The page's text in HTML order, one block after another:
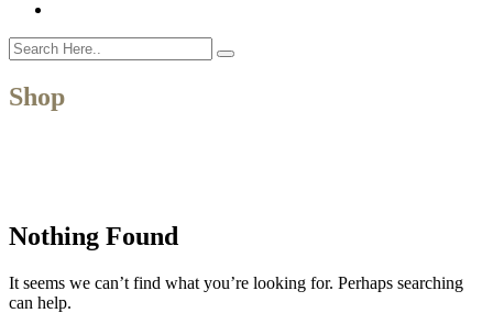
Shop
Nothing Found
It seems we can’t find what you’re looking for. Perhaps searching
can help.